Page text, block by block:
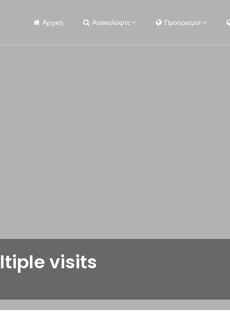
Αρχική Ανακαλύψτε Προορισμοί
visits